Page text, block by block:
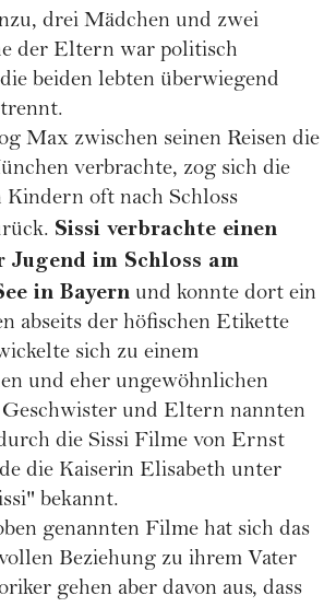
drei Mädchen und zwei
der Eltern war politisch
beiden lebten überwiegend
Max zwischen seinen Reisen die
verbrachte, zog sich die
oft nach Schloss
Sissi verbrachte einen
im Schloss am
in Bayern und konnte dort ein
abseits der höfischen Etikette
sich zu einem
und eher ungewöhnlichen
und Eltern nannten
die Sissi Filme von Ernst
die Kaiserin Elisabeth unter
bekannt.
genannten Filme hat sich das
Beziehung zu ihrem Vater
gehen aber davon aus, dass